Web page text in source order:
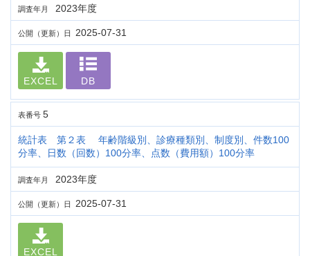
調査年月 2023年度
公開（更新）日 2025-07-31
EXCEL DB
表番号 5
統計表 第２表 年齢階級別、診療種類別、制度別、件数100
分率、日数（回数）100分率、点数（費用額）100分率
調査年月 2023年度
公開（更新）日 2025-07-31
EXCEL